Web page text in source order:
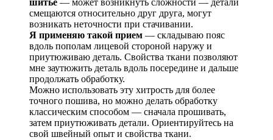
шитье — может возникнуть сложности — детали
смещаются относительно друг друга, могут
возникать неточности при стачивании.
Я применяю такой прием — складываю пояс
вдоль пополам лицевой стороной наружу и
приутюживаю деталь. Свойства ткани позволяют
мне заутюжить деталь вдоль посередине и дальше
продолжать обработку.
Можно использовать эту хитрость для более
точного пошива, но можно делать обработку
классическим способом — сначала прошивать,
затем приутюживать детали. Ориентируйтесь на
свой швейный опыт и свойства ткани.